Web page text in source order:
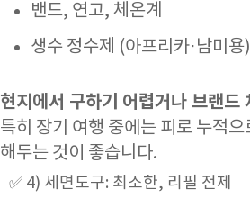
밴드, 연고, 체온계
생수 정수제 (아프리카·남미용)
현지에서 구하기 어렵거나 브랜드
특히 장기 여행 중에는 피로 누적
해두는 것이 좋습니다.
✅ 4) 세면도구: 최소한, 리필 전제